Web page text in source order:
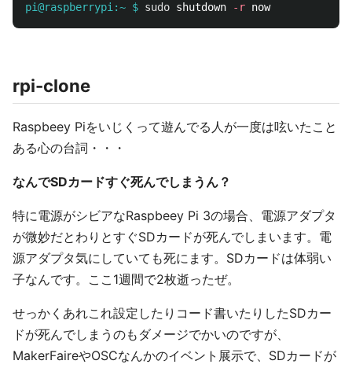
pi@raspberrypi:~ $ sudo shutdown -r
rpi-clone
Raspbeey Piをいじくって遊んでる人が一度は呟いたこと
ある心の台詞・・・
なんでSDカードすぐ死んでしまうん？
特に電源がシビアなRaspbeey Pi 3の場合、電源アダプタ
が微妙だとわりとすぐSDカードが死んでしまいます。電
源アダプタ気にしていても死にます。SDカードは体弱い
子なんです。ここ1週間で2枚逝ったぜ。
せっかくあれこれ設定したりコード書いたりしたSDカー
ドが死んでしまうのもダメージでかいのですが、
MakerFaireやOSCなんかのイベント展示で、SDカードが